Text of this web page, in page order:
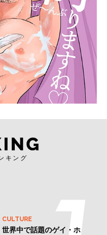
キング
CULTURE
世界中で話題のゲイ・ホ